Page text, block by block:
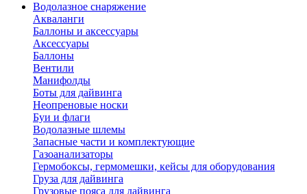
Водолазное снаряжение
Акваланги
Баллоны и аксессуары
Аксессуары
Баллоны
Вентили
Манифолды
Боты для дайвинга
Неопреновые носки
Буи и флаги
Водолазные шлемы
Запасные части и комплектующие
Газоанализаторы
Гермобоксы, гермомешки, кейсы для оборудования
Груза для дайвинга
Грузовые пояса для дайвинга